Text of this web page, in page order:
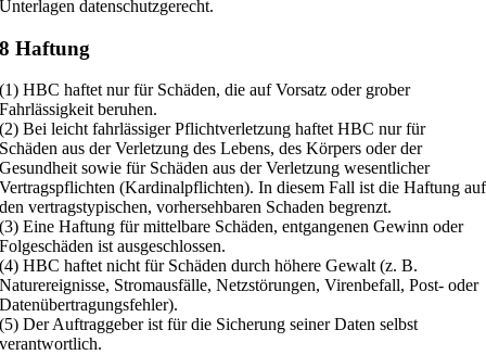
Unterlagen datenschutzgerecht.
8 Haftung
(1) HBC haftet nur für Schäden, die auf Vorsatz oder grober
Fahrlässigkeit beruhen.
(2) Bei leicht fahrlässiger Pflichtverletzung haftet HBC nur für
Schäden aus der Verletzung des Lebens, des Körpers oder der
Gesundheit sowie für Schäden aus der Verletzung wesentlicher
Vertragspflichten (Kardinalpflichten). In diesem Fall ist die Haftung auf
den vertragstypischen, vorhersehbaren Schaden begrenzt.
(3) Eine Haftung für mittelbare Schäden, entgangenen Gewinn oder
Folgeschäden ist ausgeschlossen.
(4) HBC haftet nicht für Schäden durch höhere Gewalt (z. B.
Naturereignisse, Stromausfälle, Netzstörungen, Virenbefall, Post- oder
Datenübertragungsfehler).
(5) Der Auftraggeber ist für die Sicherung seiner Daten selbst
verantwortlich.